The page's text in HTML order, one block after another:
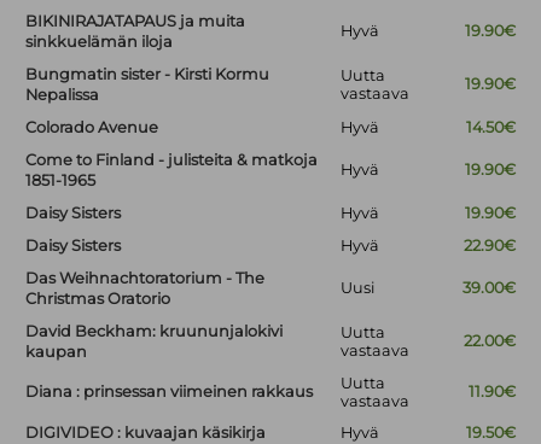
BIKINIRAJATAPAUS ja muita
sinkkuelämän iloja
Hyvä 19.90€
Bungmatin sister - Kirsti Kormu
Nepalissa
Uutta
vastaava
19.90€
Colorado Avenue Hyvä
14.50€
Come to Finland - julisteita & matkoja
1851-1965
Hyvä 19.90€
Daisy Sisters Hyvä
19.90€
Daisy Sisters
Hyvä
22.90€
Das Weihnachtoratorium - The
Christmas Oratorio
Uusi 39.00€
David Beckham: kruununjalokivi
kaupan
Uutta
vastaava
22.00€
Diana : prinsessan viimeinen rakkaus
Uutta
vastaava
11.90€
DIGIVIDEO : kuvaajan käsikirja Hyvä 19.50€